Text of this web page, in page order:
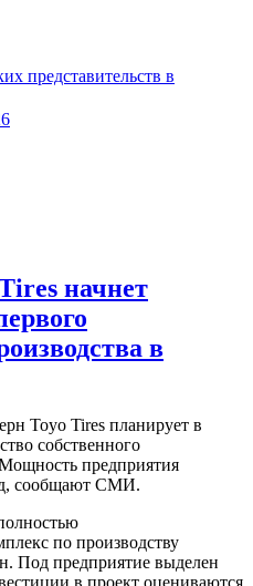
представительств в
начнет
в
Toyo Tires планирует в
собственного
предприятия
сообщают СМИ.
по производству
Под предприятие выделен